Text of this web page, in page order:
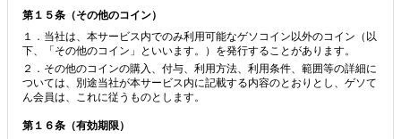
第１５条（その他のコイン）
１．当社は、本サービス内でのみ利用可能なゲソコイン以外のコイン（以
下、「その他のコイン」といいます。）を発行することがあります。
２．その他のコインの購入、付与、利用方法、利用条件、範囲等の詳細に
ついては、別途当社が本サービス内に記載する内容のとおりとし、ゲソて
ん会員は、これに従うものとします。
第１６条（有効期限）